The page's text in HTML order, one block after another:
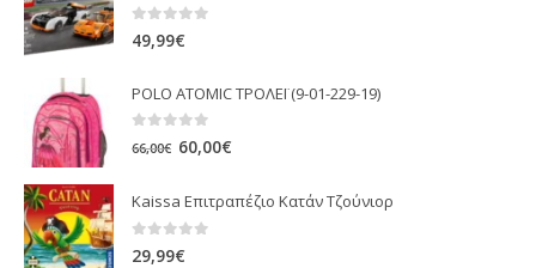
0 out of 5
49,99€
POLO ATOMIC TΡΟΛΕΪ (9-01-229-19)
out of 5
66,00€ Original
was:
66,00€.
60,00€
τιμή
Kaissa Επιτραπέζιο Κατάν Τζούνιορ
29,99€